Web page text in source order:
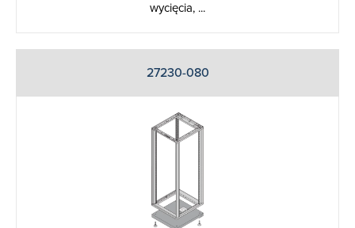
wycięcia, ...
27230-080